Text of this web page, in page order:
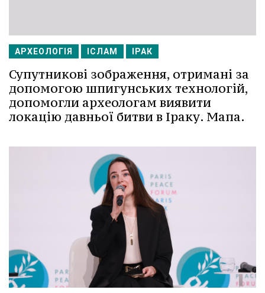
АРХЕОЛОГІЯ ІСЛАМ ІРАК
Супутникові зображення, отримані за
допомогою шпигунських технологій,
допомогли археологам виявити
локацію давньої битви в Іраку. Мапа.